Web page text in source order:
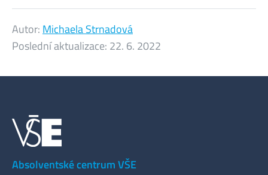
Autor: Michaela Strnadová
Poslední aktualizace: 22. 6. 2022
Absolventské centrum VŠE